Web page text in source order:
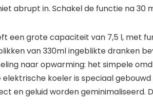
abrupt in. Schakel de functie na 30
een grote capaciteit van 7,5 l, met
van 330ml ingeblikte dranken
naar opwarming: het simpele
elektrische koeler is speciaal
en geluid worden